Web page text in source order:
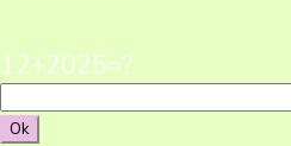
12+2025=?